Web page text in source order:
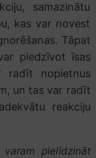
samazinātu
kas var novest
Tāpat
piedzīvot īsas
radīt nopietnus
un tas var radīt
reakciju
pielīdzināt